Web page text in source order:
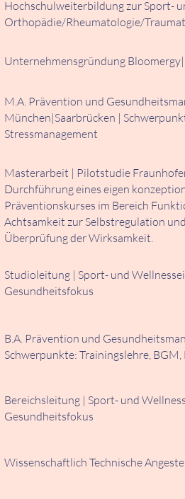
Hochschulweiterbildung zur Sport-
Orthopädie/Rheumatologie/
Unternehmensgründung
M.A. Prävention und
München|Saarbrücken |
Stressmanagement
Masterarbeit | Pilotstudie
Durchführung eines eigen
Präventionskurses im Bereich
Achtsamkeit zur Selbstregulation
Überprüfung der Wirksamkeit.
B.A. Prävention und
Schwerpunkte: Trainingslehre,
Studioleitung | Sport- und
Gesundheitsfokus
Bereichsleitung | Sport- und
Gesundheitsfokus
Wissenschaftlich Technische